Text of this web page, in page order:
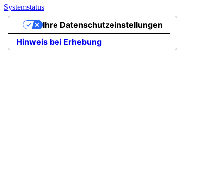
Systemstatus
Hinweis bei Erhebung
Ihre Datenschutzeinstellungen